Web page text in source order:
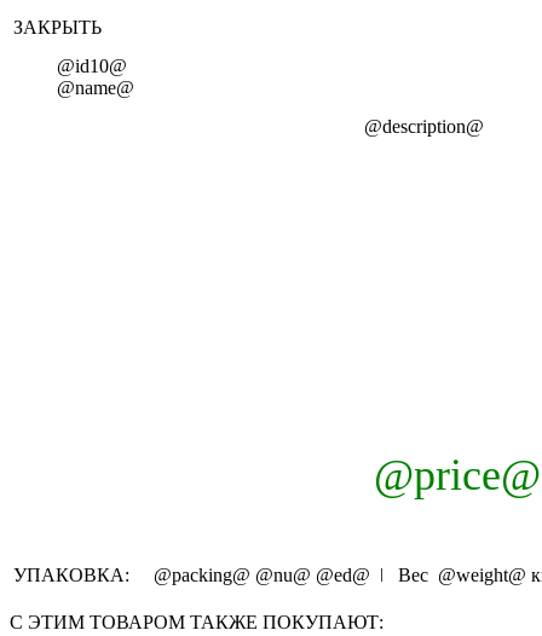
ЗАКРЫТЬ
@id10@
@name@
@description@
@price@
УПАКОВКА: @packing@ @nu@ @ed@ ǀ Вес @weight@
С ЭТИМ ТОВАРОМ ТАКЖЕ ПОКУПАЮТ: